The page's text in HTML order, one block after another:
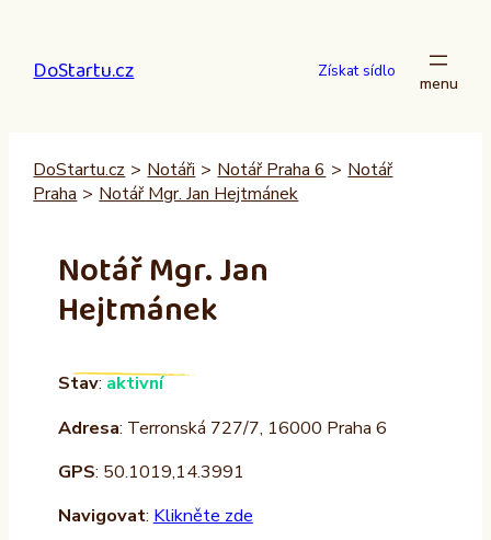
obsah
DoStartu.cz Získat sídlo
DoStartu.cz > Notáři > Notář Praha 6 > Notář
Praha > Notář Mgr. Jan Hejtmánek
Notář Mgr. Jan
Hejtmánek
Stav: aktivní
Adresa: Terronská 727/7, 16000 Praha 6
GPS: 50.1019,14.3991
Navigovat: Klikněte zde